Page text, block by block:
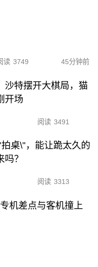
读 3749 45分钟前
沙特摆开大棋局，猫
开场
阅读 3491
桌\"，能让跪太久的
？
阅读 3313
机差点与客机撞上